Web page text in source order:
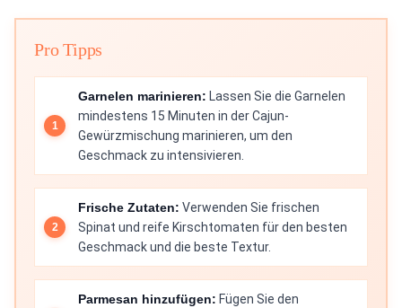
Pro Tipps
Garnelen marinieren: Lassen Sie die Garnelen
mindestens 15 Minuten in der Cajun-
Gewürzmischung marinieren, um den
Geschmack zu intensivieren.
Frische Zutaten: Verwenden Sie frischen
Spinat und reife Kirschtomaten für den besten
Geschmack und die beste Textur.
Parmesan hinzufügen: Fügen Sie den